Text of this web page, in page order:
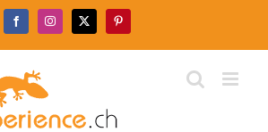
FacebookInstagram
X Pinterest